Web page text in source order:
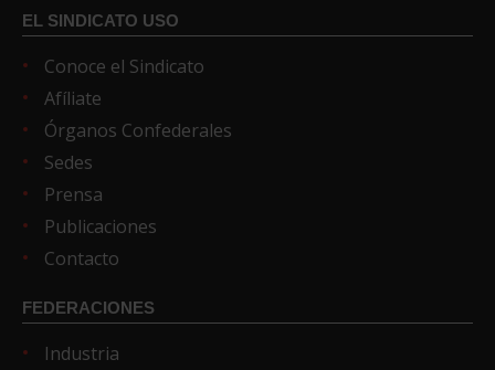
EL SINDICATO USO
Conoce el Sindicato
Afíliate
Órganos Confederales
Sedes
Prensa
Publicaciones
Contacto
FEDERACIONES
Industria